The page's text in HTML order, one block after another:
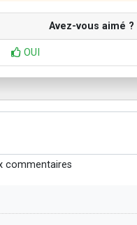
Avez-vous aimé ?
OUI
commentaires